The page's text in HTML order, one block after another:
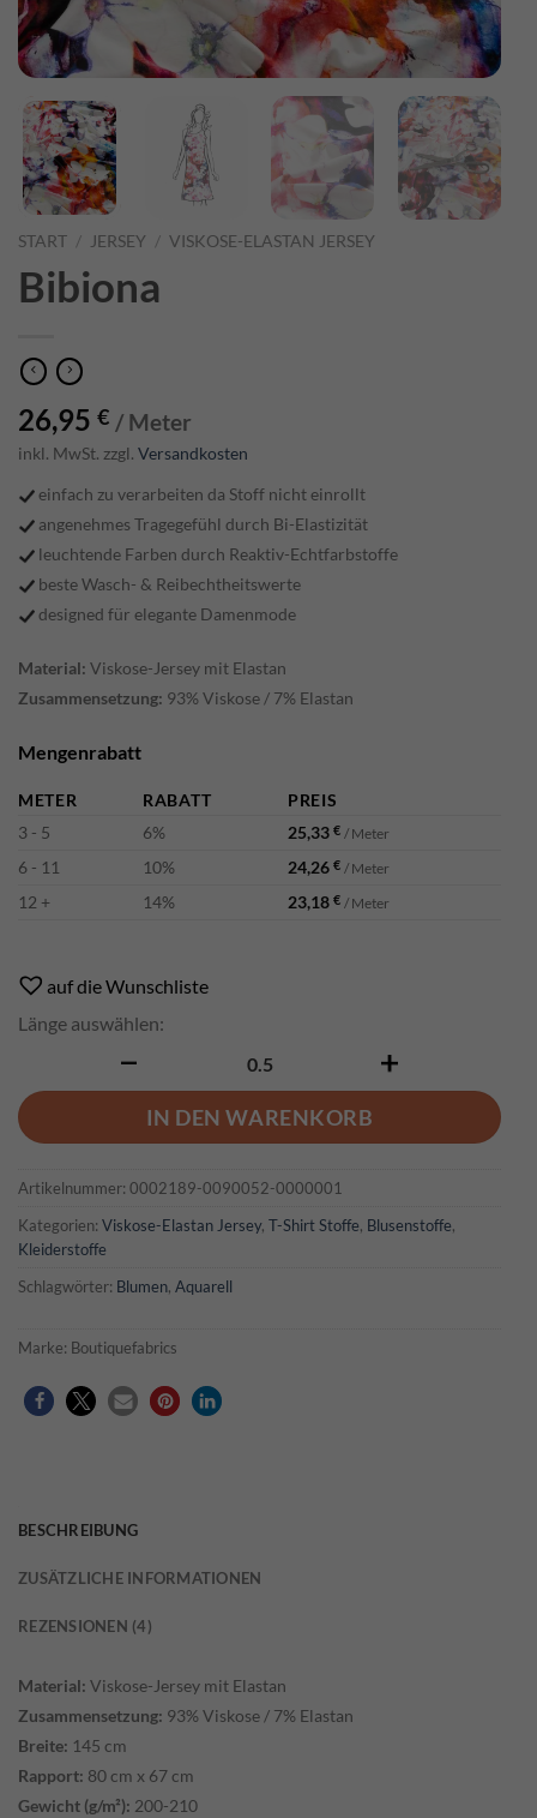
START / JERSEY / VISKOSE-ELASTAN JERSEY
Bibiona
26,95 € / Meter
inkl. MwSt. zzgl. Versandkosten
einfach zu verarbeiten da Stoff nicht einrollt
angenehmes Tragegefühl durch Bi-Elastizität
leuchtende Farben durch Reaktiv-Echtfarbstoffe
beste Wasch- & Reibechtheitswerte
designed für elegante Damenmode
Material: Viskose-Jersey mit Elastan
Zusammensetzung: 93% Viskose / 7% Elastan
Mengenrabatt
METER RABATT
PREIS
3 - 5
6% 25,33 € / Meter
6 - 11 10% 24,26 € / Meter
12 + 14% 23,18 € / Meter
auf die Wunschliste
Länge auswählen:
IN DEN WARENKORB
Artikelnummer: 0002189-0090052-0000001
Kategorien: Viskose-Elastan Jersey, T-Shirt Stoffe, Blusenstoffe,
Kleiderstoffe
Schlagwörter: Blumen, Aquarell
Marke: Boutiquefabrics
BESCHREIBUNG
ZUSÄTZLICHE INFORMATIONEN
REZENSIONEN (4)
Material: Viskose-Jersey mit Elastan
Zusammensetzung: 93% Viskose / 7% Elastan
Breite: 145 cm
Rapport: 80 cm x 67 cm
Gewicht (g/m²): 200-210